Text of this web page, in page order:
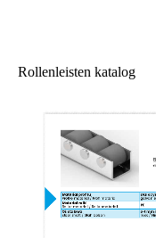
Rollenleisten katalog